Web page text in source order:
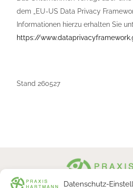
Datenschutz-
dem „EU-US Data Privacy
Informationen hierzu erhalten Sie
https://
Stand 260527